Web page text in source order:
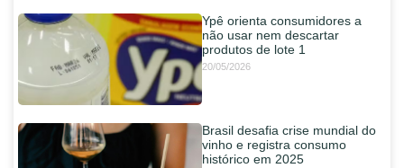
Ypê orienta consumidores a
não usar nem descartar
produtos de lote 1
20/05/2026
Brasil desafia crise mundial do
vinho e registra consumo
histórico em 2025